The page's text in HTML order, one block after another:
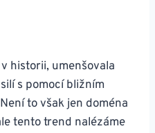
historii, umenšovala
s pomocí bližním
to však jen doména
tento trend nalézáme